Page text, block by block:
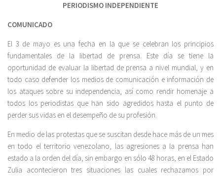
PERIODISMO INDEPENDIENTE
COMUNICADO
El 3 de mayo es una fecha en la que se celebran los principios
fundamentales de la libertad de prensa. Este día se tiene la
oportunidad de evaluar la libertad de prensa a nivel mundial, y en
todo caso defender los medios de comunicación e información de
los ataques sobre su independencia, así como rendir homenaje a
todos los periodistas que han sido agredidos hasta el punto de
perder sus vidas en el desempeño de su profesión.
En medio de las protestas que se suscitan desde hace más de un mes
en todo el territorio venezolano, las agresiones a la prensa han
estado a la orden del día, sin embargo en sólo 48 horas, en el Estado
Zulia acontecieron tres situaciones las cuales rechazamos por